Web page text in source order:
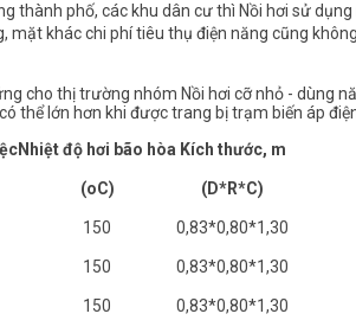
thành phố, các khu dân cư thì Nồi hơi sử
khác chi phí tiêu thụ điện năng cũng
cho thị trường nhóm Nồi hơi cỡ nhỏ - dùng
thể lớn hơn khi được trang bị trạm biến áp
Nhiệt độ hơi bão hòa
(oC)
Kích thước, m
(D*R*C)
150 0,83*0,80*1,30
150 0,83*0,80*1,30
150 0,83*0,80*1,30